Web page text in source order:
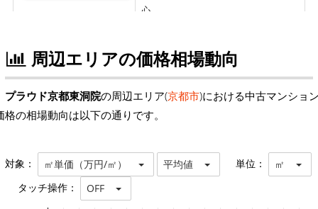
周辺エリアの価格相場動向
プラウド京都東洞院の周辺エリア(京都市)における中古マンショ
格の相場動向は以下の通りです。
対象： ㎡単価（万円/㎡） 平均値 単位： ㎡
タッチ操作： OFF